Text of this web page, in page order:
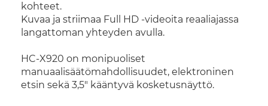
kohteet.
Kuvaa ja striimaa Full HD -videoita reaaliajassa
langattoman yhteyden avulla.
HC-X920 on monipuoliset
manuaalisäätömahdollisuudet, elektroninen
etsin sekä 3,5" kääntyvä kosketusnäyttö.